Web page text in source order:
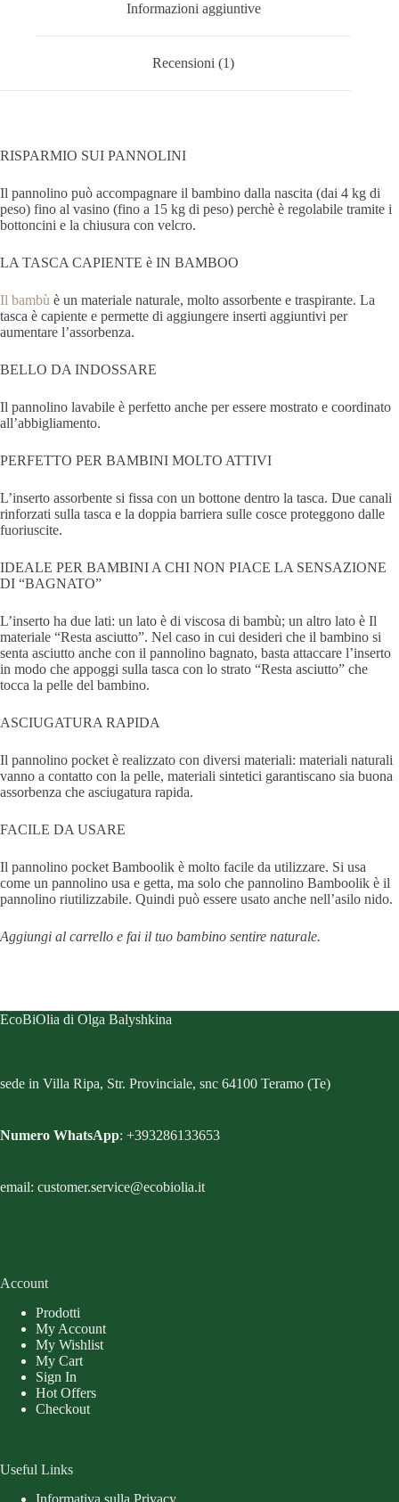
Informazioni aggiuntive
Recensioni (1)
RISPARMIO SUI PANNOLINI
Il pannolino può accompagnare il bambino dalla nascita (dai 4 kg di
peso) fino al vasino (fino a 15 kg di peso) perchè è regolabile tramite i
bottoncini e la chiusura con velcro.
LA TASCA CAPIENTE è IN BAMBOO
Il bambù è un materiale naturale, molto assorbente e traspirante. La
tasca è capiente e permette di aggiungere inserti aggiuntivi per
aumentare l’assorbenza.
BELLO DA INDOSSARE
Il pannolino lavabile è perfetto anche per essere mostrato e coordinato
all’abbigliamento.
PERFETTO PER BAMBINI MOLTO ATTIVI
L’inserto assorbente si fissa con un bottone dentro la tasca. Due canali
rinforzati sulla tasca e la doppia barriera sulle cosce proteggono dalle
fuoriuscite.
IDEALE PER BAMBINI A CHI NON PIACE LA SENSAZIONE
DI “BAGNATO”
L’inserto ha due lati: un lato è di viscosa di bambù; un altro lato è Il
materiale “Resta asciutto”. Nel caso in cui desideri che il bambino si
senta asciutto anche con il pannolino bagnato, basta attaccare l’inserto
in modo che appoggi sulla tasca con lo strato “Resta asciutto” che
tocca la pelle del bambino.
ASCIUGATURA RAPIDA
Il pannolino pocket è realizzato con diversi materiali: materiali naturali
vanno a contatto con la pelle, materiali sintetici garantiscano sia buona
assorbenza che asciugatura rapida.
FACILE DA USARE
Il pannolino pocket Bamboolik è molto facile da utilizzare. Si usa
come un pannolino usa e getta, ma solo che pannolino Bamboolik è il
pannolino riutilizzabile. Quindi può essere usato anche nell’asilo nido.
Aggiungi al carrello e fai il tuo bambino sentire naturale.
EcoBiOlia di Olga Balyshkina
sede in Villa Ripa, Str. Provinciale, snc 64100 Teramo (Te)
Numero WhatsApp: +393286133653
email: customer.service@ecobiolia.it
Account
Prodotti
My Account
My Wishlist
My Cart
Sign In
Hot Offers
Checkout
Useful Links
Informativa sulla Privacy